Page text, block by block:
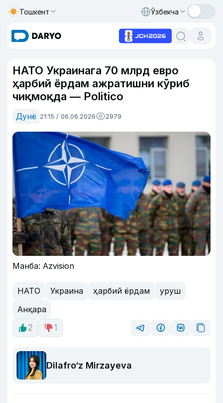
Тошкент Ўзбекча
НАТО Украинага 70 млрд евро
ҳарбий ёрдам ажратишни кўриб
чиқмоқда — Politico
Дунё 21:15 / 06.06.2026 2979
Манба: Azvision
НАТО Украина ҳарбий ёрдам
уруш
Анқара
2
1
Dilafro‘z Mirzayeva